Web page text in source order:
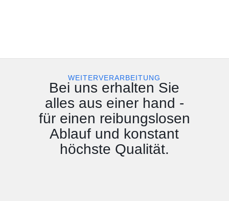
WEITERVERARBEITUNG
Bei uns erhalten Sie
alles aus einer hand -
für einen reibungslosen
Ablauf und konstant
höchste Qualität.